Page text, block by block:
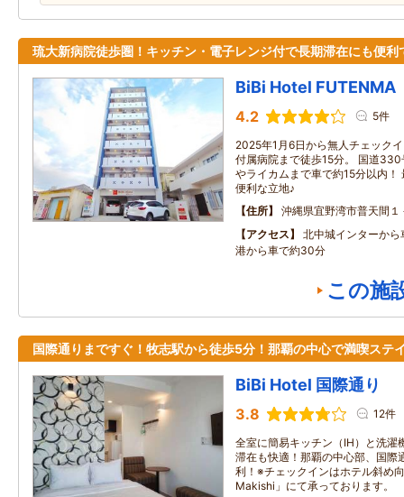
琉大新病院徒歩圏！キッチン・電子レンジ付で長期滞在にも便利
BiBi Hotel FUTENMA
4.2 5件
2025年1月6日から無人チェック
付属病院まで徒歩15分。 国道
やライカムまで車で約15分以内！
便利な立地♪
住所
沖縄県宜野湾市普天間１
アクセス
北中城インターか
港から車で約30分
この施
国際通りまですぐ！牧志駅から徒歩5分！那覇の中心で満喫ステ
BiBi Hotel 国際通り
3.8 12件
全室に簡易キッチン（IH）と洗濯
滞在も快適！那覇の中心部、国際
利！※チェックインはホテル斜め
Makishi」にて承っております。